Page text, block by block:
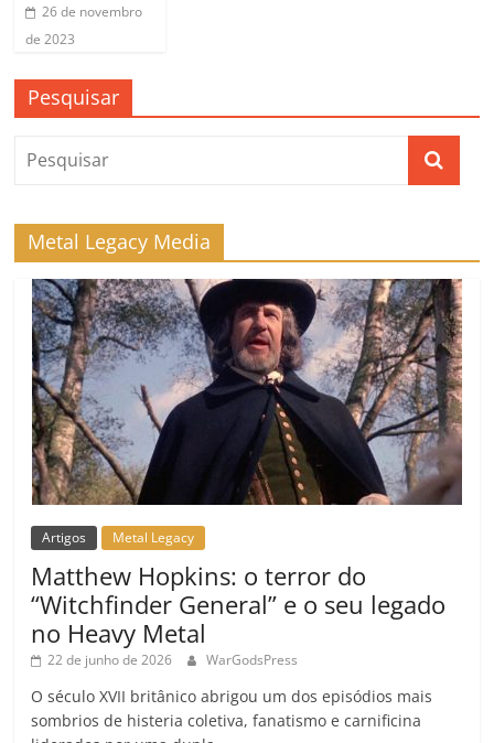
26 de novembro
de 2023
Pesquisar
Metal Legacy Media
Artigos Metal Legacy
Matthew Hopkins: o terror do
“Witchfinder General” e o seu legado
no Heavy Metal
22 de junho de 2026 WarGodsPress
O século XVII britânico abrigou um dos episódios mais
sombrios de histeria coletiva, fanatismo e carnificina